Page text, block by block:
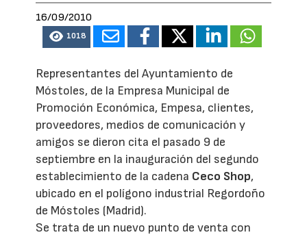
16/09/2010
1018
Representantes del Ayuntamiento de
Móstoles, de la Empresa Municipal de
Promoción Económica, Empesa, clientes,
proveedores, medios de comunicación y
amigos se dieron cita el pasado 9 de
septiembre en la inauguración del segundo
establecimiento de la cadena Ceco Shop,
ubicado en el polígono industrial Regordoño
de Móstoles (Madrid).
Se trata de un nuevo punto de venta con